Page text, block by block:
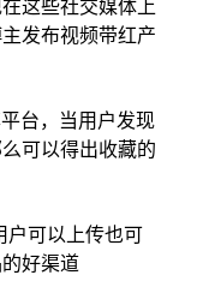
这些社交媒体上
发布视频带红产
台，当用户发现
可以得出收藏的
可以上传也可
好渠道